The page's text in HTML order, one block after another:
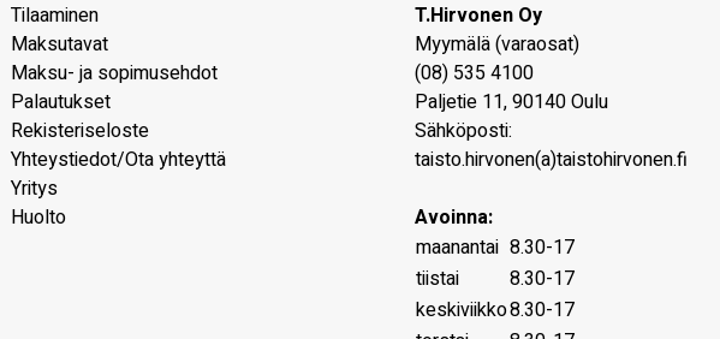
Tilaaminen
Maksutavat
Maksu- ja sopimusehdot
Palautukset
Rekisteriseloste
Yhteystiedot/Ota yhteyttä
Yritys
Huolto
T.Hirvonen Oy
Myymälä (varaosat)
(08) 535 4100
Paljetie 11,90140Oulu
Sähköposti:
taisto.hirvonen(a)taistohirvonen.fi
Avoinna:
maanantai 8.30-17
tiistai
8.30-17
keskiviikko8.30-17